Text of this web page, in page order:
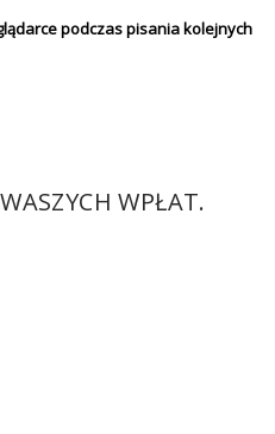
podczas pisania kolejnych
WPŁAT.